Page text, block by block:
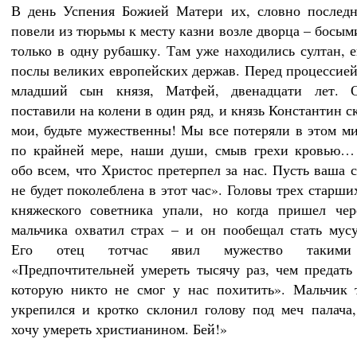
В день Успения Божией Матери их, словно
повели из тюрьмы к месту казни возле дворца –
только в одну рубашку. Там уже находились султан,
послы великих европейских держав. Перед
младший сын князя, Матфей, двенадцати лет.
поставили на колени в один ряд, и князь Константин
мои, будьте мужественны! Мы все потеряли в этом
по крайней мере, наши души, смыв грехи
обо всем, что Христос претерпел за нас. Пусть ваша
не будет поколеблена в этот час». Головы трех
княжеского советника упали, но когда пришел
мальчика охватил страх – и он пообещал стать
Его отец тотчас явил мужество такими
«Предпочтительней умереть тысячу раз, чем
которую никто не смог у нас похитить». Мальчик
укрепился и кротко склонил голову под меч
хочу умереть христианином. Бей!»